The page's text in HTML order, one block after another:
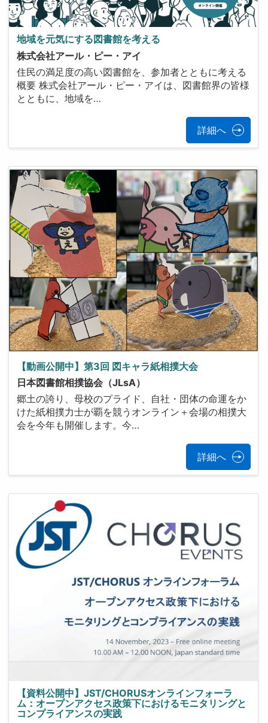
地域を元気にする図書館を考える
株式会社アール・ピー・アイ
住民の満足度の高い図書館を、参加者とともに考える
概要 株式会社アール・ピー・アイは、図書館界の皆様
とともに、地域を…
詳細へ
【動画公開中】第3回 図キャラ紙相撲大会
日本図書館相撲協会（JLsA）
郷土の誇り、母校のプライド、自社・団体の命運をか
けた紙相撲力士が覇を競うオンライン＋会場の相撲大
会を今年も開催します。今…
詳細へ
【資料公開中】JST/CHORUSオンラインフォーラ
ム：オープンアクセス政策下におけるモニタリングと
コンプライアンスの実践